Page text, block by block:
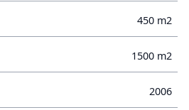
450 m2
1500 m2
2006